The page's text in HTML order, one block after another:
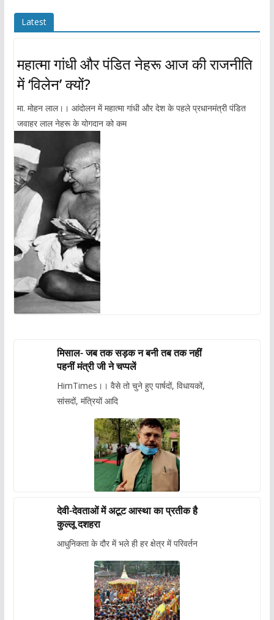
Latest
महात्मा गांधी और पंडित नेहरू आज की राजनीति
में ‘विलेन’ क्यों?
मा. मोहन लाल।। आंदोलन में महात्मा गांधी और देश के पहले प्रधानमंत्री पंडित
जवाहर लाल नेहरू के योगदान को कम
मिसाल- जब तक सड़क न बनी तब तक नहीं
पहनीं मंत्री जी ने चप्पलें
HimTimes।। वैसे तो चुने हुए पार्षदों, विधायकों,
सांसदों, मंत्रियों आदि
देवी-देवताओं में अटूट आस्था का प्रतीक है
कुल्लू दशहरा
आधुनिकता के दौर में भले ही हर क्षेत्र में परिवर्तन